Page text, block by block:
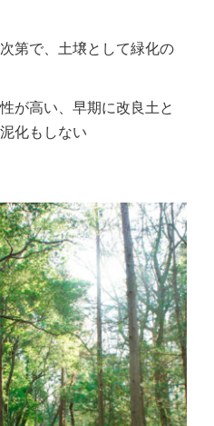
第で、土壌として緑化の
が高い、早期に改良土と
化もしない